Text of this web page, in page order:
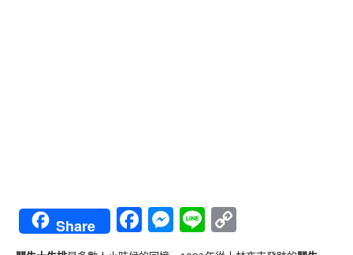
Share Facebook
Messenger
Line
Link